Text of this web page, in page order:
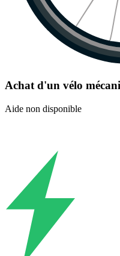
Achat d'un vélo
Aide non disponible